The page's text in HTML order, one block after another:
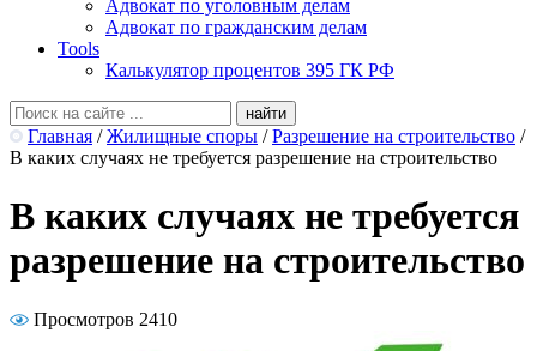
Адвокат по уголовным делам
Адвокат по гражданским делам
Tools
Калькулятор процентов 395 ГК РФ
Главная / Жилищные споры / Разрешение на строительство /
В каких случаях не требуется разрешение на строительство
В каких случаях не требуется
разрешение на строительство
Просмотров 2410